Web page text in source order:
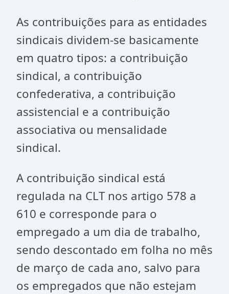
As contribuições para as entidades
sindicais dividem-se basicamente
em quatro tipos: a contribuição
sindical, a contribuição
confederativa, a contribuição
assistencial e a contribuição
associativa ou mensalidade
sindical.
A contribuição sindical está
regulada na CLT nos artigo 578 a
610 e corresponde para o
empregado a um dia de trabalho,
sendo descontado em folha no mês
de março de cada ano, salvo para
os empregados que não estejam